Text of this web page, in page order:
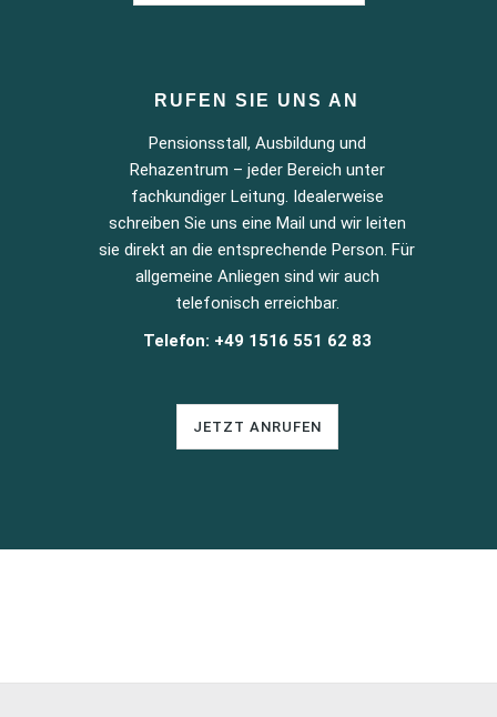
RUFEN SIE UNS AN
Pensionsstall, Ausbildung und
Rehazentrum – jeder Bereich unter
fachkundiger Leitung. Idealerweise
schreiben Sie uns eine Mail und wir leiten
sie direkt an die entsprechende Person. Für
allgemeine Anliegen sind wir auch
telefonisch erreichbar.
Telefon: +49 1516 551 62 83
JETZT ANRUFEN